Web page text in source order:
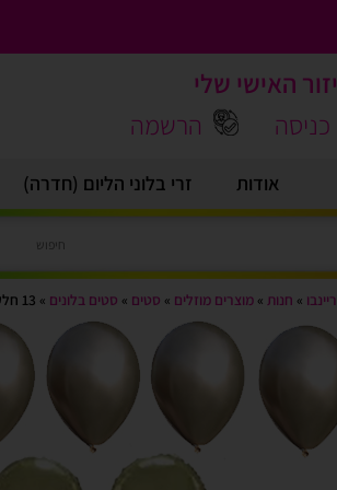
האישי שלי
כניסה
הרשמה
אודות זרי בלוני הליום (חדרה)
» חנות » מוצרים מוזלים » סטים » סטים בלונים » 13 חלקים – סט בלוני מיקי מאוס שמפניה זהב